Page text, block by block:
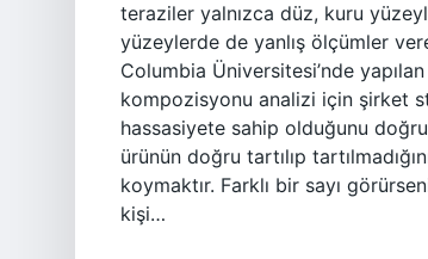
teraziler yalnızca düz, kuru
yüzeylerde de yanlış ölçümler
Columbia Üniversitesi’nde yapılan
kompozisyonu analizi için şirket
hassasiyete sahip olduğunu
ürünün doğru tartılıp
koymaktır. Farklı bir sayı
kişi…